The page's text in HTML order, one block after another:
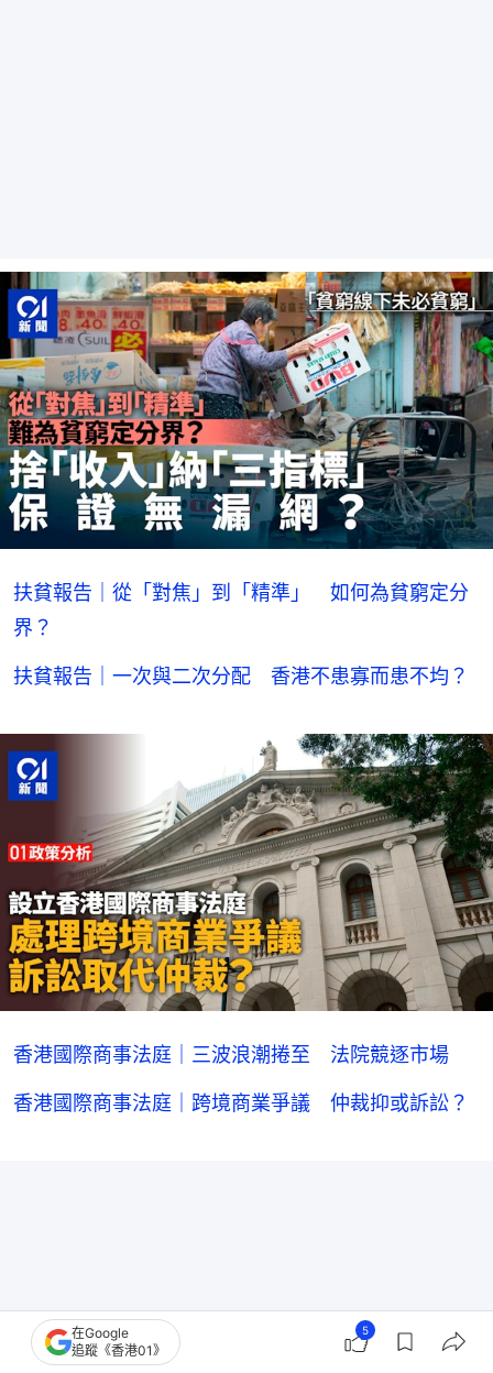
扶貧報告｜從「對焦」到「精準」 如何為貧窮定分
界？
扶貧報告｜一次與二次分配 香港不患寡而患不均？
香港國際商事法庭｜三波浪潮捲至 法院競逐市場
香港國際商事法庭｜跨境商業爭議 仲裁抑或訴訟？
在Google
追蹤《香港01》
5